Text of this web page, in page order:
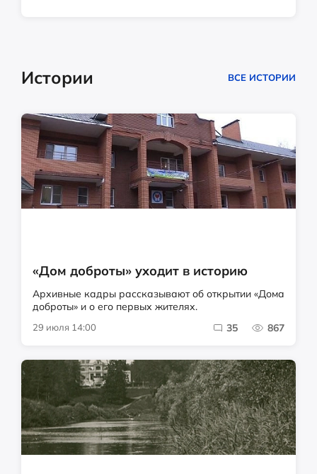
Истории ВСЕ ИСТОРИИ
«Дом доброты» уходит в историю
Архивные кадры рассказывают об открытии «Дома
доброты» и о его первых жителях.
29 июля 14:00 35 867